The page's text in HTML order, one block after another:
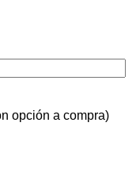
opción a compra)